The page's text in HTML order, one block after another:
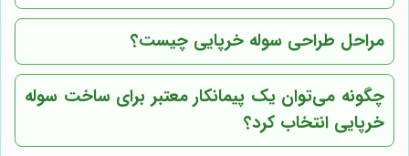
مراحل طراحی سوله خرپایی چیست؟
چگونه می‌توان یک پیمانکار معتبر برای ساخت سوله
خرپایی انتخاب کرد؟